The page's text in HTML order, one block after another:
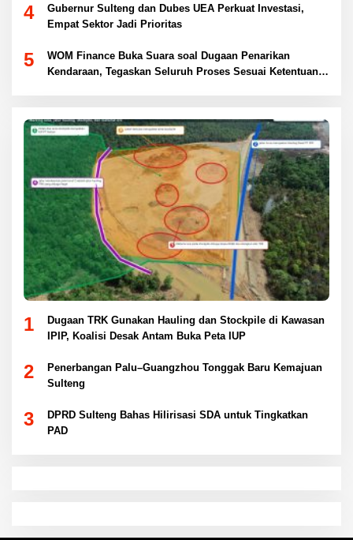
4
Gubernur Sulteng dan Dubes UEA Perkuat Investasi,
Empat Sektor Jadi Prioritas
5
WOM Finance Buka Suara soal Dugaan Penarikan
Kendaraan, Tegaskan Seluruh Proses Sesuai Ketentuan
1
Dugaan TRK Gunakan Hauling dan Stockpile di Kawasan
IPIP, Koalisi Desak Antam Buka Peta IUP
2
Penerbangan Palu–Guangzhou Tonggak Baru Kemajuan
Sulteng
3
DPRD Sulteng Bahas Hilirisasi SDA untuk Tingkatkan
PAD